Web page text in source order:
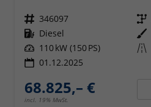
Fahrzeugnr. 346097 Getriebe
Kraftstoff Diesel Außenfarbe
Leistung 110 kW (150 PS) Kilometerstand
01.12.2025
68.825,– €
incl. 19% MwSt.